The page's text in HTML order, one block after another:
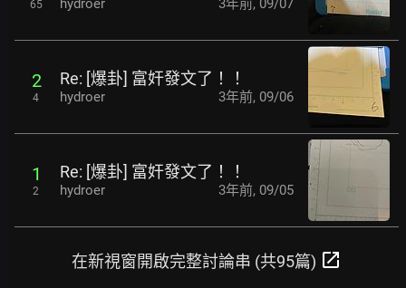
65 hydroer 3年前, 09/07
2
4
Re: [爆卦] 富奸發文了！！
hydroer 3年前, 09/06
1
2
Re: [爆卦] 富奸發文了！！
hydroer 3年前, 09/05
在新視窗開啟完整討論串 (共95篇) open_in_new